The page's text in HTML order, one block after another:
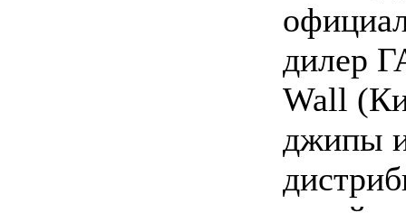
дилер
Wall
джипы